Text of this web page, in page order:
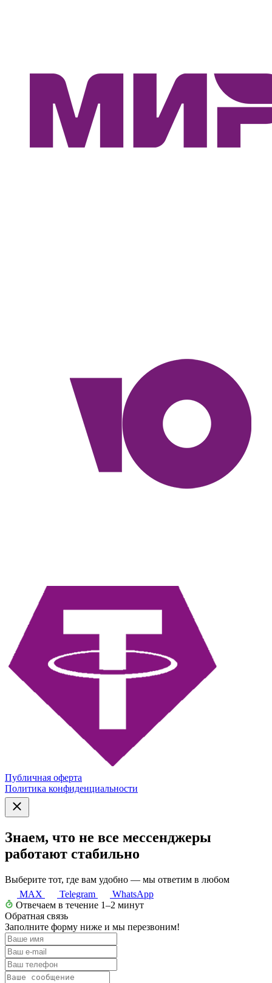
Публичная оферта
Политика конфиденциальности
Знаем, что не все мессенджеры
работают стабильно
Выберите тот, где вам удобно — мы ответим в любом
MAX
Telegram
WhatsApp
Отвечаем в течение 1–2 минут
Обратная связь
Заполните форму ниже и мы перезвоним!